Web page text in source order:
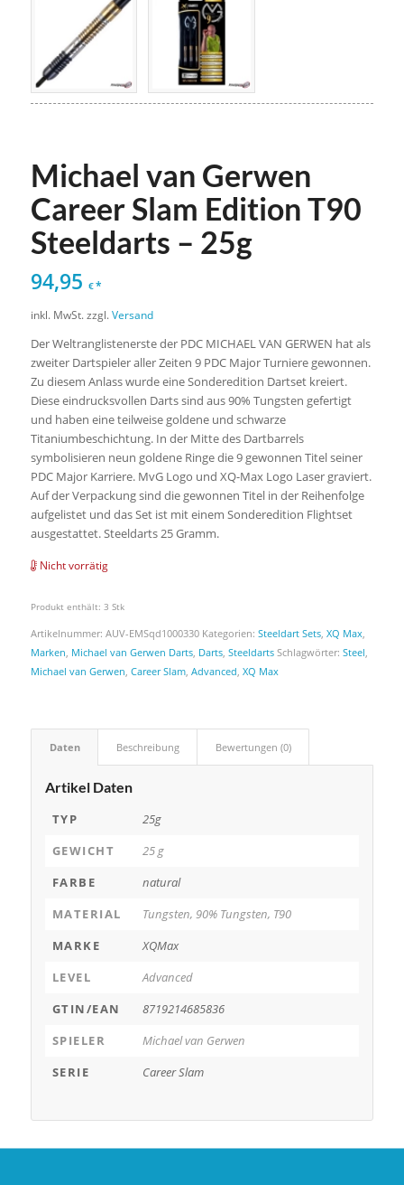
Michael van Gerwen
Career Slam Edition T90
Steeldarts – 25g
94,95 €*
inkl. MwSt. zzgl.Versand
Der Weltranglistenerste der PDC MICHAEL VAN GERWEN hat als
zweiter Dartspieler aller Zeiten 9 PDC Major Turniere gewonnen.
Zu diesem Anlass wurde eine Sonderedition Dartset kreiert.
Diese eindrucksvollen Darts sind aus 90% Tungsten gefertigt
und haben eine teilweise goldene und schwarze
Titaniumbeschichtung. In der Mitte des Dartbarrels
symbolisieren neun goldene Ringe die 9 gewonnen Titel seiner
PDC Major Karriere. MvG Logo und XQ-Max Logo Laser graviert.
Auf der Verpackung sind die gewonnen Titel in der Reihenfolge
aufgelistet und das Set ist mit einem Sonderedition Flightset
ausgestattet. Steeldarts 25 Gramm.
Nicht vorrätig
Produkt enthält: 3 Stk
Artikelnummer: AUV-EMSqd1000330 Kategorien: Steeldart Sets, XQ Max,
Marken Michael van Gerwen Darts, Darts, Steeldarts Schlagwörter: Steel
Michael van Gerwen Career Slam, Advanced XQ Max
Daten Beschreibung Bewertungen (0)
Artikel Daten
TYP
25g
GEWICHT
25 g
FARBE
natural
MATERIAL
Tungsten, 90% Tungsten, T90
MARKE
XQMax
LEVEL
Advanced
GTIN/EAN
8719214685836
SPIELER
Michael van Gerwen
SERIE
Career Slam